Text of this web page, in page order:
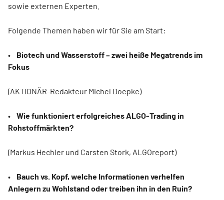
sowie externen Experten.
Folgende Themen haben wir für Sie am Start:
• Biotech und Wasserstoff – zwei heiße Megatrends im
Fokus
(AKTIONÄR-Redakteur Michel Doepke)
• Wie funktioniert erfolgreiches ALGO-Trading in
Rohstoffmärkten?
(Markus Hechler und Carsten Stork, ALGOreport)
• Bauch vs. Kopf, welche Informationen verhelfen
Anlegern zu Wohlstand oder treiben ihn in den Ruin?